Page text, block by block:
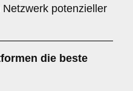
potenzieller
die beste